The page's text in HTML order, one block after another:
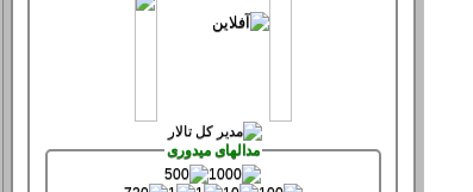
مدالهای میدوری
سپاس کرده 61 بار
سپاس شده 361 بار